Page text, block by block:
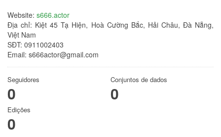
Website: s666.actor
Địa chỉ: Kiệt 45 Tạ Hiện, Hoà Cường Bắc, Hải Châu, Đà Nẵng,
Việt Nam
SĐT: 0911002403
Email: s666actor@gmail.com
Seguidores
0
Conjuntos de dados
0
Edições
0